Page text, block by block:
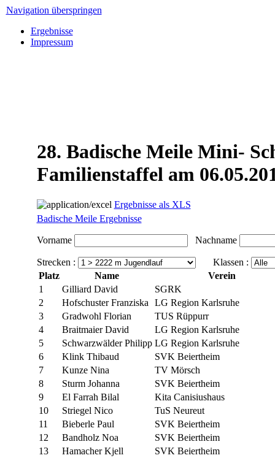
Navigation überspringen
Ergebnisse
Impressum
28. Badische Meile Mini-
Familienstaffel am
Ergebnisse als XLS
Badische Meile Ergebnisse
Vorname Nachname
Strecken :
Klassen :
Platz
Name
Verein
1
Gilliard David
SGRK
2
Hofschuster Franziska
LG Region Karlsruhe
3
Gradwohl Florian
TUS Rüppurr
4
Braitmaier David
LG Region Karlsruhe
5
Schwarzwälder Philipp LG Region Karlsruhe
6
Klink Thibaud
SVK Beiertheim
7
Kunze Nina
TV Mörsch
8
Sturm Johanna
SVK Beiertheim
9
El Farrah Bilal
Kita Canisiushaus
10
Striegel Nico
TuS Neureut
11
Bieberle Paul
SVK Beiertheim
12
Bandholz Noa
SVK Beiertheim
13
Hamacher Kjell
SVK Beiertheim